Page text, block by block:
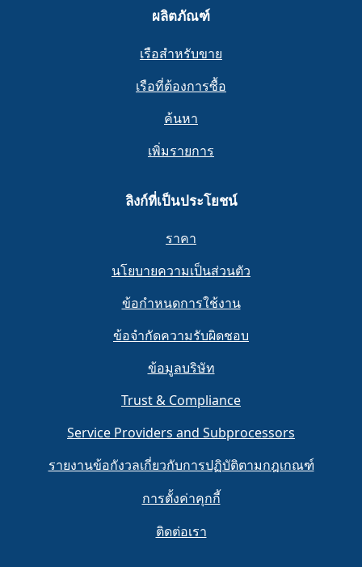
ผลิตภัณฑ์
เรือสำหรับขาย
เรือที่ต้องการซื้อ
ค้นหา
เพิ่มรายการ
ลิงก์ที่เป็นประโยชน์
ราคา
นโยบายความเป็นส่วนตัว
ข้อกำหนดการใช้งาน
ข้อจำกัดความรับผิดชอบ
ข้อมูลบริษัท
Trust & Compliance
Service Providers and Subprocessors
รายงานข้อกังวลเกี่ยวกับการปฏิบัติตามกฎเกณฑ์
การตั้งค่าคุกกี้
ติดต่อเรา